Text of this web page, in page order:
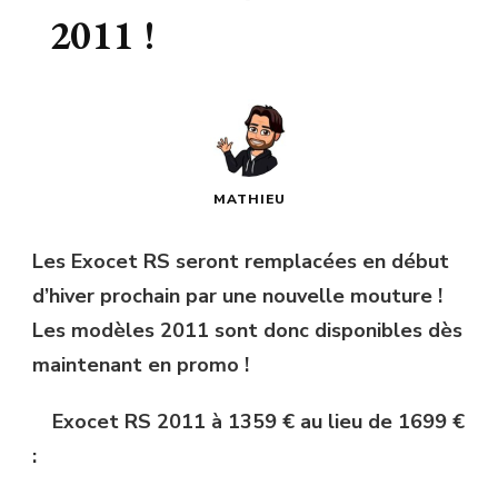
2011 !
MATHIEU
Les Exocet RS seront remplacées en début
d’hiver prochain par une nouvelle mouture !
Les modèles 2011 sont donc disponibles dès
maintenant en promo !
Exocet RS 2011 à 1359 € au lieu de 1699 €
: